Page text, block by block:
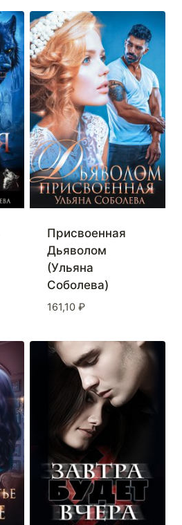
Присвоенная
Дьяволом
(Ульяна
Соболева)
161,10 ₽